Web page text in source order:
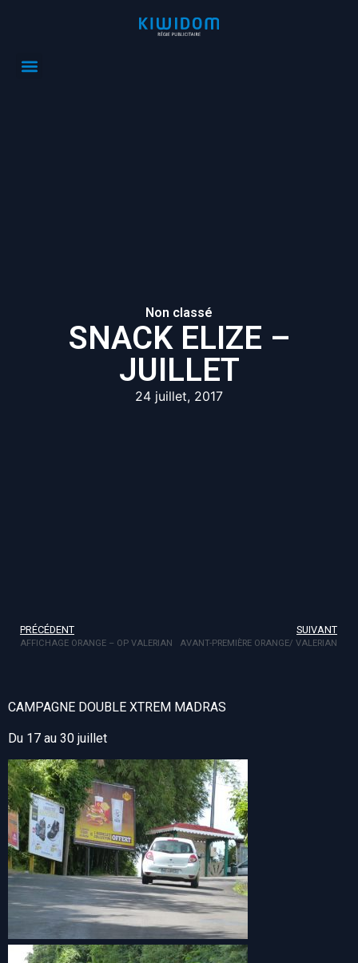
Non classé
SNACK ELIZE –
JUILLET
24 juillet, 2017
PRÉCÉDENT
AFFICHAGE ORANGE – OP VALERIAN
SUIVANT
AVANT-PREMIÈRE ORANGE/ VALERIAN
CAMPAGNE DOUBLE XTREM MADRAS
Du 17 au 30 juillet